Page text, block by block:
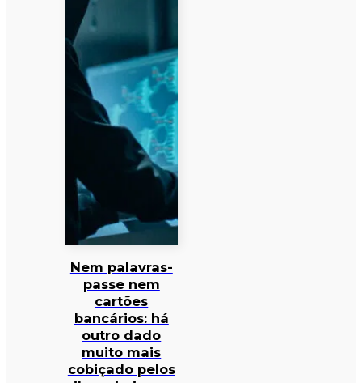
Nem palavras-
passe nem
cartões
bancários: há
outro dado
muito mais
cobiçado pelos